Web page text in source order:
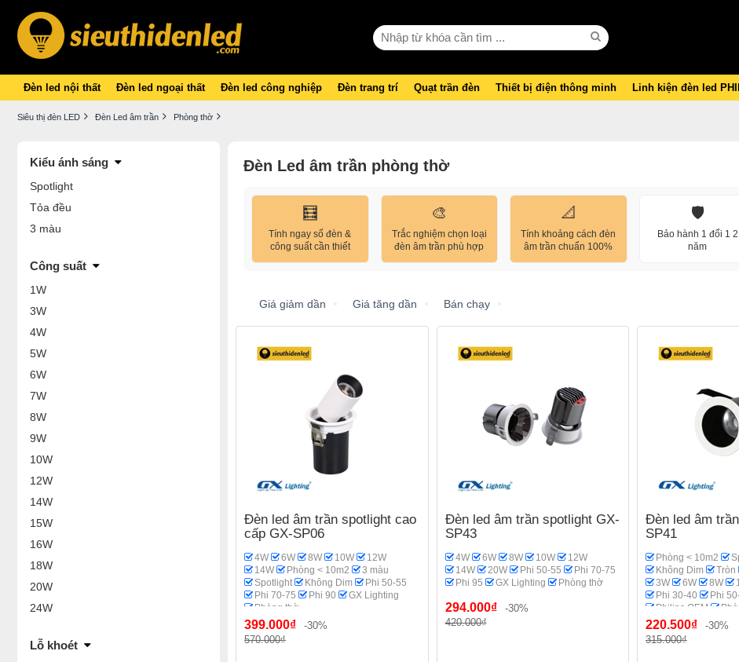
Đèn led nội thất Đèn led ngoại thất Đèn led công nghiệp Đèn trang trí Quạt trần đèn Thiết bị điện thông minh Linh kiện đèn led
Siêu thị đèn LED Đèn Led âm trần Phòng thờ
Kiểu ánh sáng
Spotlight
Tỏa đều
3 màu
Công suất
1W
3W
4W
5W
6W
7W
8W
9W
10W
12W
14W
15W
16W
18W
20W
24W
Lỗ khoét
Đèn Led âm trần phòng thờ
🧮
Tính ngay số đèn &
công suất cần thiết
🎨
Trắc nghiệm chọn loại
đèn âm trần phù hợp
📐
Tính khoảng cách đèn
âm trần chuẩn 100%
🛡️
Bảo hành 1 đổi 1 2
năm
Giá giảm dần Giá tăng dần Bán chạy
Đèn led âm trần spotlight cao
cấp GX-SP06
4W 6W 8W 10W
12W
14W
Phòng < 10m2
3 màu
Spotlight
Không Dim
Phi 50-55
Phi 70-75
Phi 90
GX Lighting
Phòng thờ
399.000₫
-30%
570.000₫
Đèn led âm trần spotlight GX-
SP43
4W 6W 8W 10W
12W
14W
20W Phi 50-55
Phi 70-75
Phi 95
GX Lighting Phòng thờ
294.000₫
-30%
420.000₫
Đèn led âm
SP41
Phòng < 10m2
Không Dim
Tròn
3W
6W 8W
Phi 30-40
Phi
Philips OEM
220.500₫
-30%
315.000₫